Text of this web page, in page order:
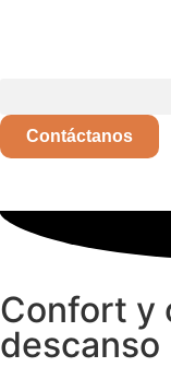
Contáctanos
Confort y
descanso